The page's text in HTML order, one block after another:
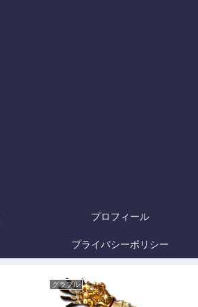
プロフィール
プライバシーポリシー
グラブル